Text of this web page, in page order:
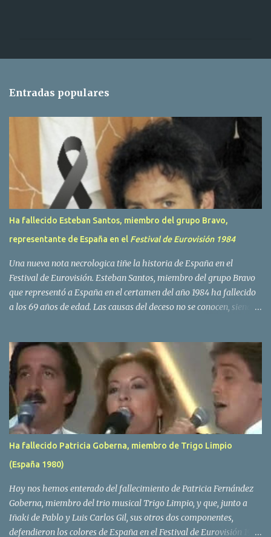
r
s
Entradas populares
Ha fallecido Esteban Santos, miembro del grupo Bravo,
representante de España en el Festival de Eurovisión 1984
Una nueva nota necrologica tiñe la historia de España en el
Festival de Eurovisión. Esteban Santos, miembro del grupo Bravo
que representó a España en el certamen del año 1984 ha fallecido
a los 69 años de edad. Las causas del deceso no se conocen, siendo
traves de las redes sociales. Nacido en Tolosa en 1951, durante su
epoca universitaria en la carrera de empresariales conoció al
estudiante de medicina Luis Villar, comenzando a actuar
juntos,Santos a la guitarra y Villar al piano, sin atreverse a dar el
salto al mercado profesional. Sin embargo esto cambió gracias a la
propia Amaia Saizar, que tras su abandono de Trigo Limpio,
recibió por parte de la discografica Hispavox el encargo de crear
un nuevo grupo, reclutando al duo de amigos y a la ex modelo
Yolanda Hoyos. Con los cuatro surgió en el año 1982 el grupo
Ha fallecido Patricia Goberna, miembro de Trigo Limpio
(España 1980)
Hoy nos hemos enterado del fallecimiento de Patricia Fernández
Goberna, miembro del trio musical Trigo Limpio, y que, junto a
Iñaki de Pablo y Luis Carlos Gil, sus otros dos componentes,
defendieron los colores de España en el Festival de Eurovisión 1980